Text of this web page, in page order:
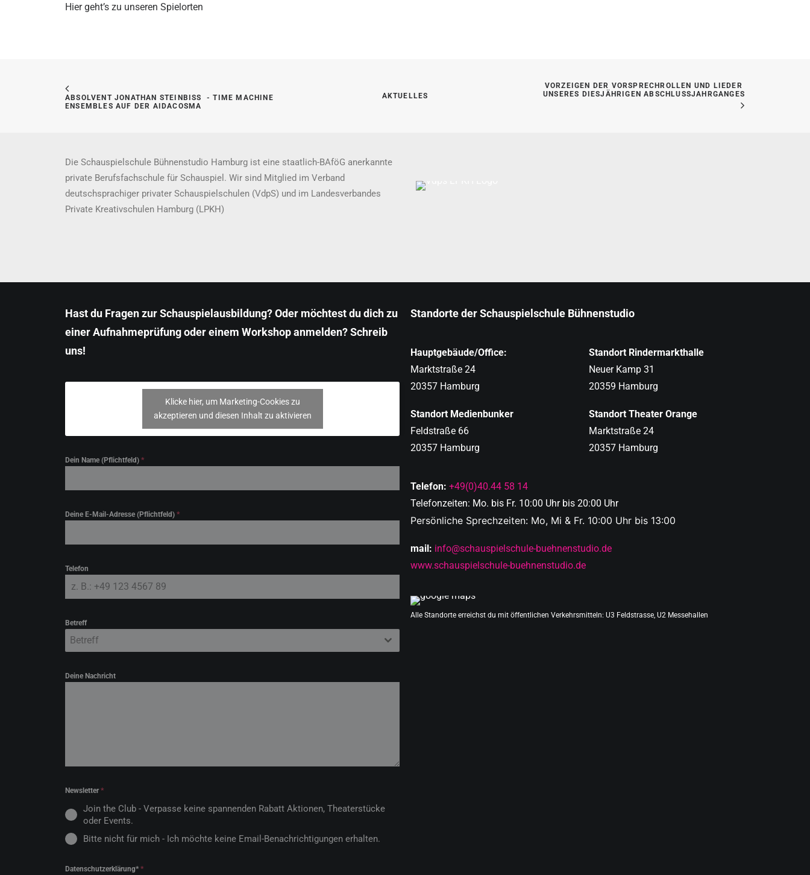
Hier geht’s zu unseren Spielorten
ABSOLVENT JONATHAN STEINBISS  - TIME MACHINE E
NSEMBLES AUF DER AIDACOSMA
AKTUELLES
VORZEIGEN DER VORSPRECHROLLEN UND LIEDER
UNSERES DIESJÄHRIGEN ABSCHLUSSJAHRGANGES
Die Schauspielschule Bühnenstudio Hamburg ist eine staatlich-BAföG anerkannte
private Berufsfachschule für Schauspiel. Wir sind Mitglied im Verband
deutschsprachiger privater Schauspielschulen (VdpS) und im Landesverbandes
Private Kreativschulen Hamburg (LPKH)
Hast du Fragen zur Schauspielausbildung? Oder möchtest du dich zu
einer Aufnahmeprüfung oder einem Workshop anmelden? Schreib
uns!
Klicke hier, um Marketing-Cookies zu
akzeptieren und diesen Inhalt zu aktivieren
Dein Name (Pflichtfeld) *
Deine E-Mail-Adresse (Pflichtfeld) *
Telefon
Betreff
Betreff
Deine Nachricht
Newsletter*
Join the Club - Verpasse keine spannenden Rabatt Aktionen, Theaterstücke
oder Events.
Bitte nicht für mich - Ich möchte keine Email-Benachrichtigungen erhalten.
Datenschutzerklärung* *
Standorte der Schauspielschule Bühnenstudio
Hauptgebäude/Office:
Marktstraße 24
20357 Hamburg
Standort Medienbunker
Feldstraße 66
20357 Hamburg
Standort Rindermarkthalle
Neuer Kamp 31
20359 Hamburg
Standort Theater Orange
Marktstraße 24
20357 Hamburg
Telefon: +49(0)40.44 58 14
Telefonzeiten: Mo. bis Fr. 10:00 Uhr bis 20:00 Uhr
Persönliche Sprechzeiten: Mo, Mi & Fr. 10:00 Uhr bis 13:00
mail: info@schauspielschule-buehnenstudio.de
www.schauspielschule-buehnenstudio.de
Alle Standorte erreichst du mit öffentlichen Verkehrsmitteln: U3 Feldstrasse, U2 Messehallen